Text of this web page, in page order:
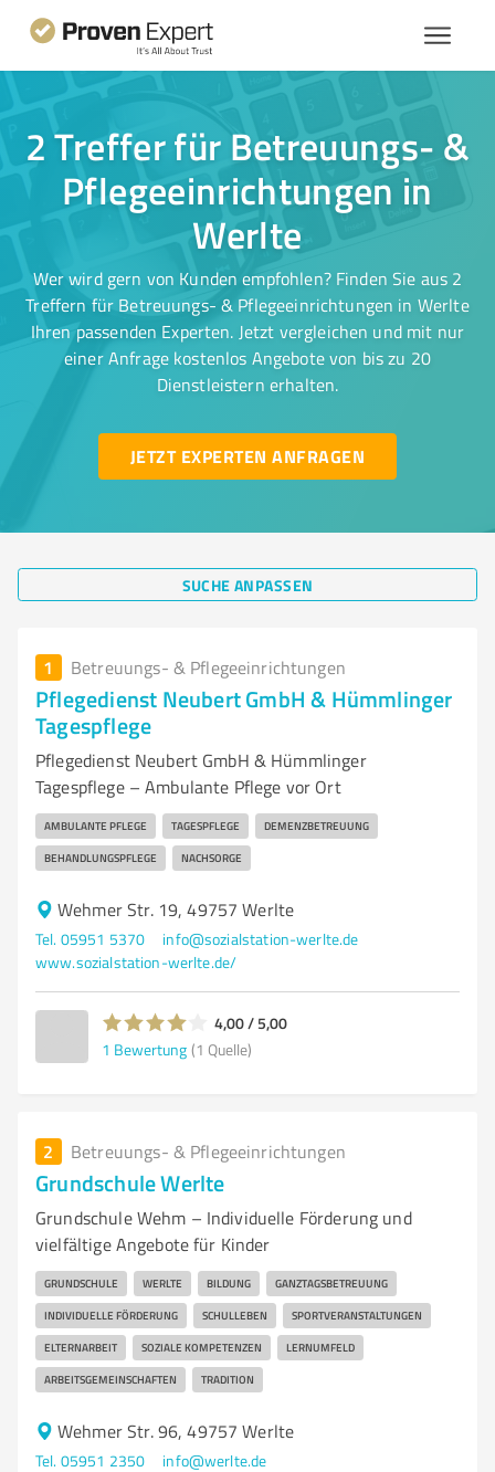
2 Treffer für Betreuungs- &
Pflegeeinrichtungen in
Werlte
Wer wird gern von Kunden empfohlen? Finden Sie aus 2
Treffern für Betreuungs- & Pflegeeinrichtungen in Werlte
Ihren passenden Experten. Jetzt vergleichen und mit nur
einer Anfrage kostenlos Angebote von bis zu 20
Dienstleistern erhalten.
JETZT EXPERTEN ANFRAGEN
SUCHE ANPASSEN
1 Betreuungs- & Pflegeeinrichtungen
Pflegedienst Neubert GmbH & Hümmlinger
Tagespflege
Pflegedienst Neubert GmbH & Hümmlinger
Tagespflege – Ambulante Pflege vor Ort
AMBULANTE PFLEGE TAGESPFLEGE DEMENZBETREUUNG
BEHANDLUNGSPFLEGE NACHSORGE
Wehmer Str. 19, 49757 Werlte
Tel. 05951 5370
info@sozialstation-werlte.de
www.sozialstation-werlte.de/
4,00 / 5,00
1 Bewertung (1 Quelle)
2 Betreuungs- & Pflegeeinrichtungen
Grundschule Werlte
Grundschule Wehm – Individuelle Förderung und
vielfältige Angebote für Kinder
GRUNDSCHULE WERLTE BILDUNG GANZTAGSBETREUUNG
INDIVIDUELLE FÖRDERUNG SCHULLEBEN SPORTVERANSTALTUNGEN
ELTERNARBEIT SOZIALE KOMPETENZEN LERNUMFELD
ARBEITSGEMEINSCHAFTEN TRADITION
Wehmer Str. 96, 49757 Werlte
Tel. 05951 2350
info@werlte.de